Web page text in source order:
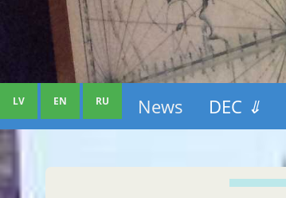
LV EN RU News DEC ⇓